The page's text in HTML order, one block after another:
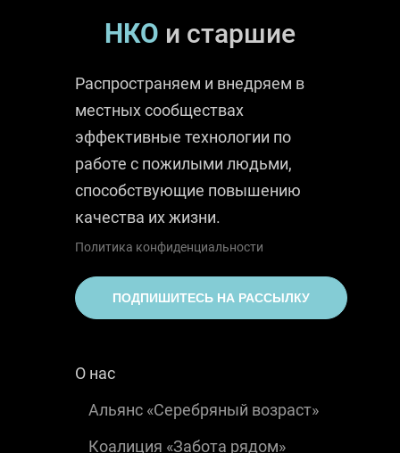
НКО и старшие
Распространяем и внедряем в
местных сообществах
эффективные технологии по
работе с пожилыми людьми,
способствующие повышению
качества их жизни.
Политика конфиденциальности
ПОДПИШИТЕСЬ НА РАССЫЛКУ
О нас
Альянс «Серебряный возраст»
Коалиция «Забота рядом»